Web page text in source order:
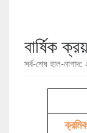
বার্ষিক
সর্ব-শেষ হাল-
ক্রমিক